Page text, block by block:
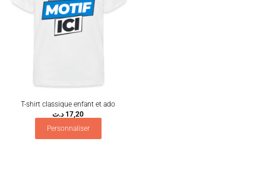
T-shirt classique enfant et ado
17,20 د.ت
Personnaliser